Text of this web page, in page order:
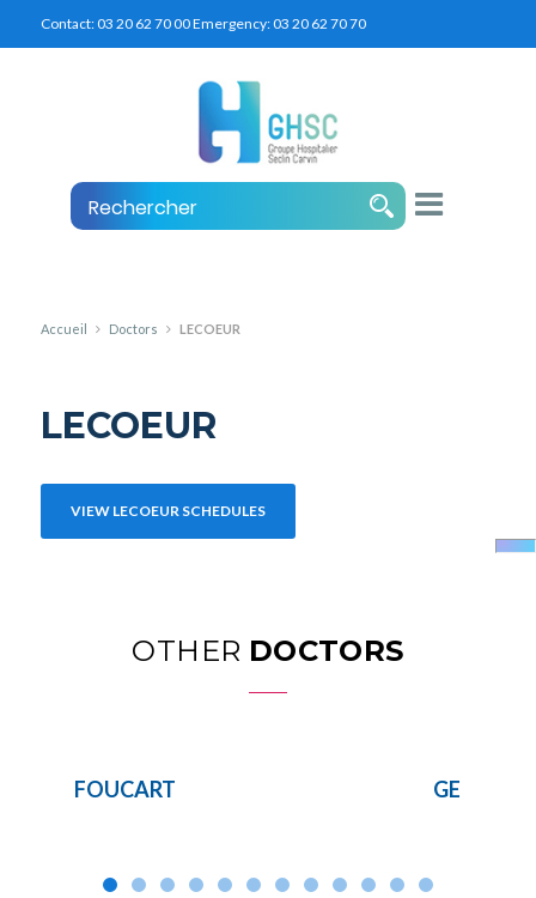
Contact:03 20 62 70 00Emergency:03 20 62 70 70
Accueil Doctors LECOEUR
LECOEUR
VIEW LECOEUR SCHEDULES
OTHER DOCTORS
FOUCART GERMON